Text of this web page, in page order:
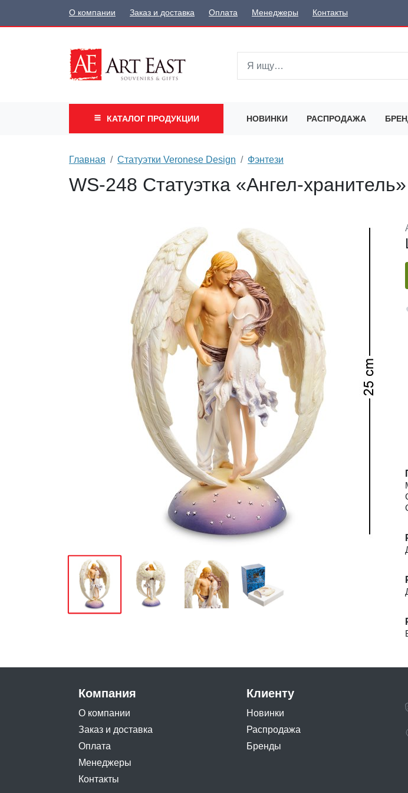
О компании Заказ и доставка Оплата Менеджеры Контакты
КАТАЛОГ ПРОДУКЦИИ НОВИНКИ РАСПРОДАЖА
Главная Статуэтки Veronese Design Фэнтези
WS-248 Статуэтка «Ангел-
Компания
О компании
Заказ и доставка
Оплата
Менеджеры
Контакты
Клиенту
Новинки
Распродажа
Бренды